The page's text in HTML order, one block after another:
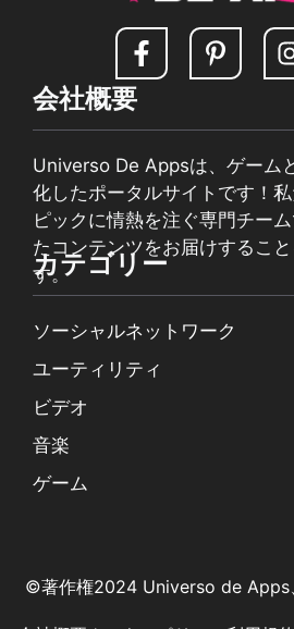
会社概要
Universo De Appsは、ゲーム
化したポータルサイトです！
ピックに情熱を注ぐ専門チー
たコンテンツをお届けするこ
す。
カテゴリー
ソーシャルネットワーク
ユーティリティ
ビデオ
音楽
ゲーム
©著作権2024 Universo de Apps